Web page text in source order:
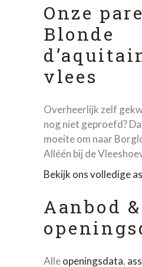
Onze
Blonde
vlees
Overheerlijk zelf
nog niet geproefd?
moeite om naar
Alléén bij de
Bekijk ons volledige
Aanbod &
Alleopeningsdata,